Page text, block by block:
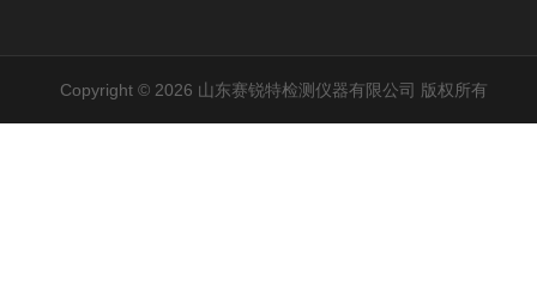
Copyright © 2026 山东赛锐特检测仪器有限公司 版权所有